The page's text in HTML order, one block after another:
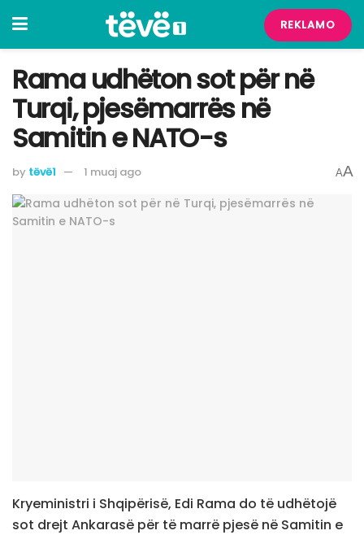
REKLAMO
Rama udhëton sot për në
Turqi, pjesëmarrës në
Samitin e NATO-s
by tëvë1 1 muaj ago AA
Kryeministri i Shqipërisë, Edi Rama do të udhëtojë
sot drejt Ankarasë për të marrë pjesë në Samitin e